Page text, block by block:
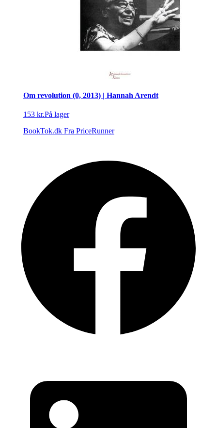
Om revolution (0, 2013) | Hannah Arendt
153 kr.På lager
BookTok.dk Fra PriceRunner